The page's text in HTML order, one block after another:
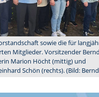
sowie die für
Mitglieder. Vorsitzender
Marion Höcht (mittig) und
Schön (rechts). (Bild: